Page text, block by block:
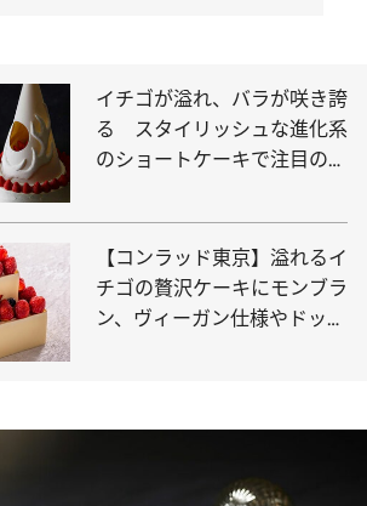
イチゴが溢れ、バラが咲き誇
る スタイリッシュな進化系
のショートケーキで注目の的
【コンラッド東京】溢れるイ
チゴの贅沢ケーキにモンブラ
ン、ヴィーガン仕様やドッグ